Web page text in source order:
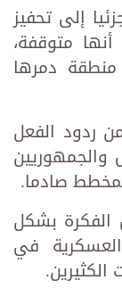
إلى تحفيز
متوقفة،
منطقة دمرها
ردود الفعل
والجمهوريين
صادما.
الفكرة بشكل
في